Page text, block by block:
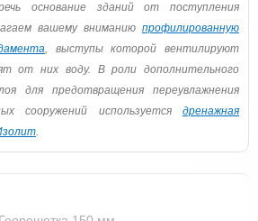
основание зданий от поступления
вашему вниманию профилированную
, выступы которой вентилируют
от них воду. В роли дополнительного
для предотвращения переувлажнения
сооружений используется дренажная
.